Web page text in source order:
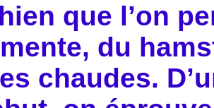
que l’on
du
chaudes.